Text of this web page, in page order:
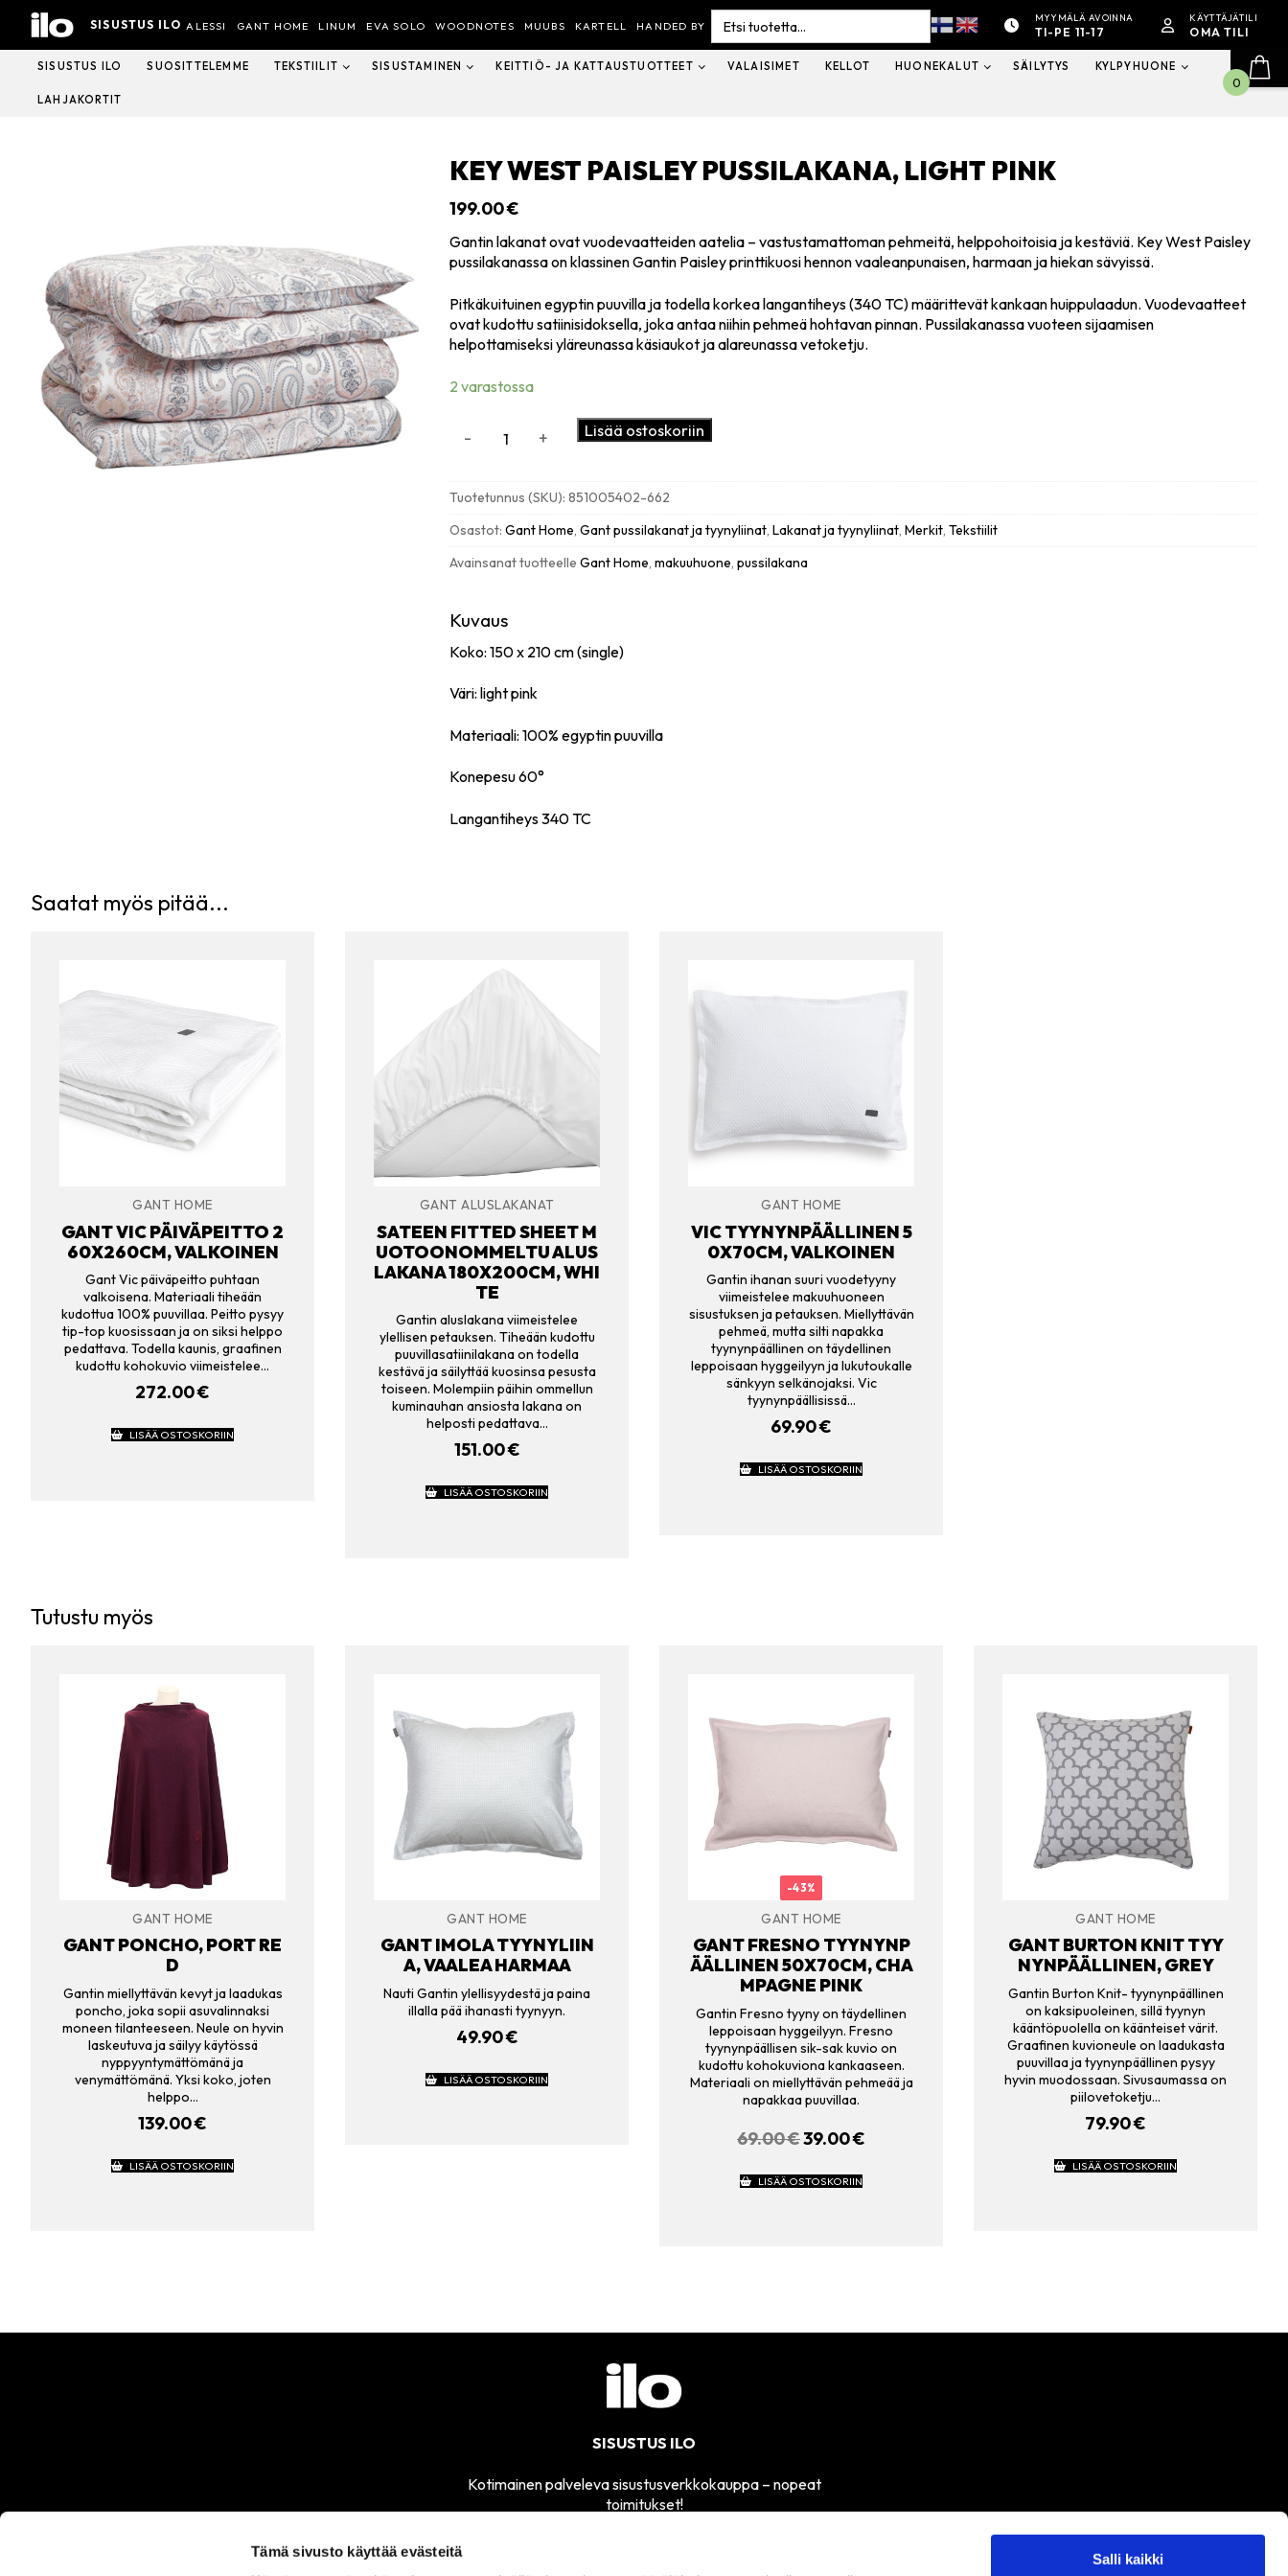
Tämä sivusto käyttää evästeitä
Salli kaikki
Hyppää
sisältöön
SISUSTUS ILO ALESSI GANT HOME LINUM EVA SOLO WOODNOTES MUUBS KARTELL HANDED BY
Search
for:
MYYMÄLÄ AVOINNA
TI-PE 11-17
KÄYTTÄJÄTILI
OMA TILI
SISUSTUS ILO SUOSITTELEMME TEKSTIILIT SISUSTAMINEN KEITTIÖ- JA KATTAUSTUOTTEET VALAISIMET KELLOT HUONEKALUT SÄILYTYS KYLPYHUONE
LAHJAKORTIT
KEY WEST PAISLEY PUSSILAKANA, LIGHT PINK
199.00€
Gantin lakanat ovat vuodevaatteiden aatelia – vastustamattoman pehmeitä, helppohoitoisia ja kestäviä. Key West Paisley
pussilakanassa on klassinen Gantin Paisley printtikuosi hennon vaaleanpunaisen, harmaan ja hiekan sävyissä.
Pitkäkuituinen egyptin puuvilla ja todella korkea langantiheys (340 TC) määrittevät kankaan huippulaadun. Vuodevaatteet
ovat kudottu satiinisidoksella, joka antaa niihin pehmeä hohtavan pinnan. Pussilakanassa vuoteen sijaamisen
helpottamiseksi yläreunassa käsiaukot ja alareunassa vetoketju.
2 varastossa
light
pink
- + Lisää ostoskoriin
Tuotetunnus (SKU):851005402-662
Osastot:Gant Home,Gant pussilakanat ja tyynyliinat,Lakanat ja tyynyliinat,Merkit,Tekstiilit
Avainsanat tuotteelleGant Home,makuuhuone,pussilakana
Kuvaus
Koko: 150 x 210 cm (single)
Väri: light pink
Materiaali: 100% egyptin puuvilla
Konepesu 60°
Langantiheys 340 TC
Saatat myös pitää...
GANT HOME
GANT VIC PÄIVÄPEITTO 2
60X260CM, VALKOINEN
Gant Vic päiväpeitto puhtaan
valkoisena. Materiaali tiheään
kudottua 100% puuvillaa. Peitto pysyy
tip-top kuosissaan ja on siksi helppo
pedattava. Todella kaunis, graafinen
kudottu kohokuvio viimeistelee…
272.00€
LISÄÄ OSTOSKORIIN
GANT ALUSLAKANAT
SATEEN FITTED SHEET M
UOTOONOMMELTU ALUS
LAKANA 180X200CM, WHI
TE
Gantin aluslakana viimeistelee
ylellisen petauksen. Tiheään kudottu
puuvillasatiinilakana on todella
kestävä ja säilyttää kuosinsa pesusta
toiseen. Molempiin päihin ommellun
kuminauhan ansiosta lakana on
helposti pedattava…
151.00€
LISÄÄ OSTOSKORIIN
GANT HOME
VIC TYYNYNPÄÄLLINEN 5
0X70CM, VALKOINEN
Gantin ihanan suuri vuodetyyny
viimeistelee makuuhuoneen
sisustuksen ja petauksen. Miellyttävän
pehmeä, mutta silti napakka
tyynynpäällinen on täydellinen
leppoisaan hyggeilyyn ja lukutoukalle
sänkyyn selkänojaksi. Vic
tyynynpäällisissä…
69.90€
LISÄÄ OSTOSKORIIN
Tutustu myös
GANT HOME
GANT PONCHO, PORT RE
D
Gantin miellyttävän kevyt ja laadukas
poncho, joka sopii asuvalinnaksi
moneen tilanteeseen. Neule on hyvin
laskeutuva ja säilyy käytössä
nyppyyntymättömänä ja
venymättömänä. Yksi koko, joten
helppo…
139.00€
LISÄÄ OSTOSKORIIN
GANT HOME
GANT IMOLA TYYNYLIIN
A, VAALEA HARMAA
Nauti Gantin ylellisyydestä ja paina
illalla pää ihanasti tyynyyn.
49.90€
LISÄÄ OSTOSKORIIN
-43%
GANT HOME
GANT FRESNO TYYNYNP
ÄÄLLINEN 50X70CM, CHA
MPAGNE PINK
Gantin Fresno tyyny on täydellinen
leppoisaan hyggeilyyn. Fresno
tyynynpäällisen sik-sak kuvio on
kudottu kohokuviona kankaaseen.
Materiaali on miellyttävän pehmeää ja
napakkaa puuvillaa.
69.00€ALKUPERÄINEN
OLI:
69.00 €.
39.00€
LISÄÄ OSTOSKORIIN
GANT HOME
GANT BURTON KNIT TYY
NYNPÄÄLLINEN, GREY
Gantin Burton Knit- tyynynpäällinen
on kaksipuoleinen, sillä tyynyn
kääntöpuolella on käänteiset värit.
Graafinen kuvioneule on laadukasta
puuvillaa ja tyynynpäällinen pysyy
hyvin muodossaan. Sivusaumassa on
piilovetoketju…
79.90€
LISÄÄ OSTOSKORIIN
SISUSTUS ILO
Kotimainen palveleva sisustusverkkokauppa – nopeat
toimitukset!
0